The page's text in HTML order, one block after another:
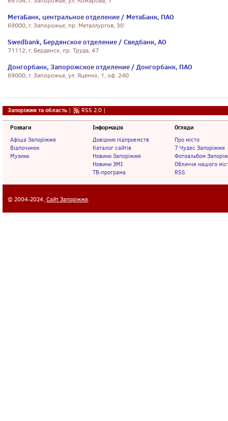
МетаБанк, центральное отделение / МетаБанк, ПАО
69000, г. Запорожье, пр. Металлургов, 30
Swedbank, Бердянское отделение / Сведбанк, АО
71112, г. Бердянск, пр. Труда, 47
Донгорбанк, Запорожское отделение / Донгорбанк, ПАО
69000, г. Запорожье, ул. Яценко, 1, оф. 240
Запоріжжя та область | RSS 2.0 |
Розваги
Афіша Запоріжжя
Відпочинок
Музика
Інформація
Довідник підприємств
Каталог сайтів
Новини Запоріжжя
Новини ЗМІ
ТВ-програма
Огляди
Про місто
7 Чудес Запоріжжя
Фотоальбом
Обличчя нашого
RSS
© 2004-2024, Сайт Запоріжжя.